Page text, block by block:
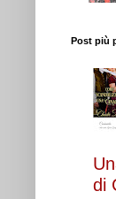
Post più
di